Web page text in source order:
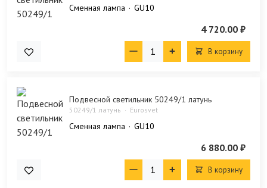
Сменная лампа GU10
4 720.00 ₽
В корзину
Подвесной светильник 50249/1 латунь
50249/1 латунь Eurosvet
Сменная лампа GU10
6 880.00 ₽
В корзину